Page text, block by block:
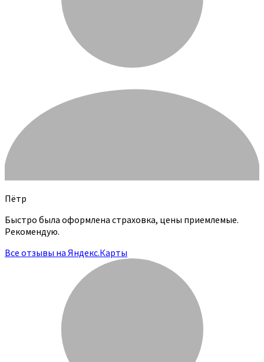
Пётр
Быстро была оформлена страховка, цены приемлемые.
Рекомендую.
Все отзывы на Яндекс.Карты